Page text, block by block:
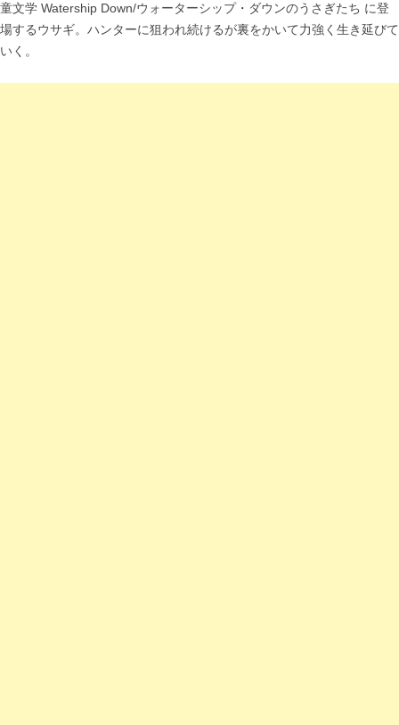
童文学 Watership Down/ウォーターシップ・ダウンのうさぎたち に登
場するウサギ。ハンターに狙われ続けるが裏をかいて力強く生き延びて
いく。